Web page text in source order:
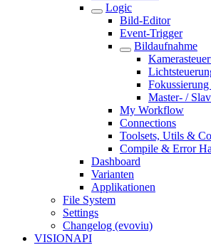
Logic
Bild-Editor
Event-Trigger
Bildaufnahme
Master- /
My Workflow
Connections
Toolsets, Utils &
Compile & Error
Dashboard
Varianten
Applikationen
File System
Settings
Changelog (evoviu)
VISIONAPI